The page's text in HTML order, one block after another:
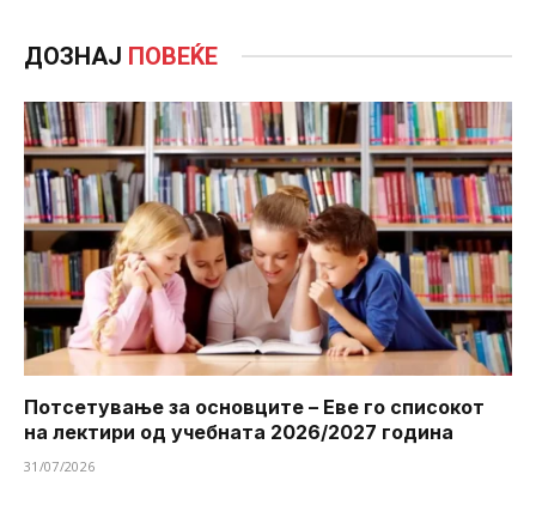
ДОЗНАЈ ПОВЕЌЕ
Потсетување за основците – Еве го списокот
на лектири од учебната 2026/2027 година
31/07/2026